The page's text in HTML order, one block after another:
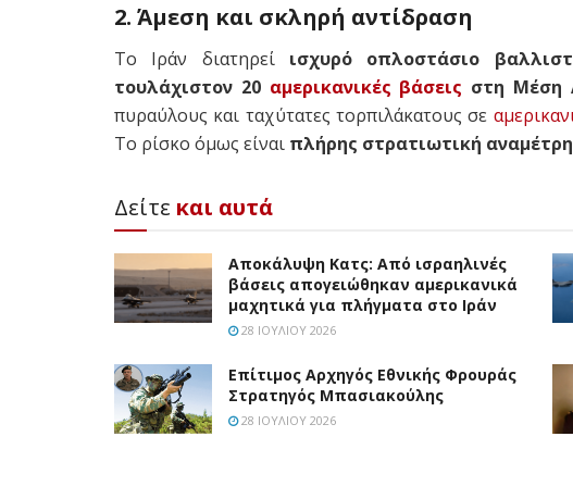
2. Άμεση και σκληρή αντίδραση
Το Ιράν διατηρεί ισχυρό οπλοστάσιο
τουλάχιστον 20 αμερικανικές βάσεις στη Μέση
πυραύλους και ταχύτατες τορπιλάκατους σε
Το ρίσκο όμως είναι πλήρης στρατιωτική
Δείτε και αυτά
Αποκάλυψη Κατς: Από ισραηλινές
βάσεις απογειώθηκαν αμερικανικά
μαχητικά για πλήγματα στο Ιράν
28 ΙΟΥΛΊΟΥ 2026
Επίτιμος Αρχηγός Εθνικής Φρουράς
Στρατηγός Μπασιακούλης
28 ΙΟΥΛΊΟΥ 2026